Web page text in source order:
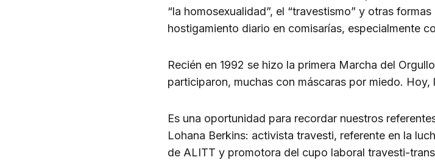
“la homosexualidad”, el “travestismo” y otras
hostigamiento diario en comisarías, especialmente
Recién en 1992 se hizo la primera Marcha del
participaron, muchas con máscaras por miedo. Hoy,
Es una oportunidad para recordar nuestros
Lohana Berkins: activista travesti, referente en la
de ALITT y promotora del cupo laboral travesti-